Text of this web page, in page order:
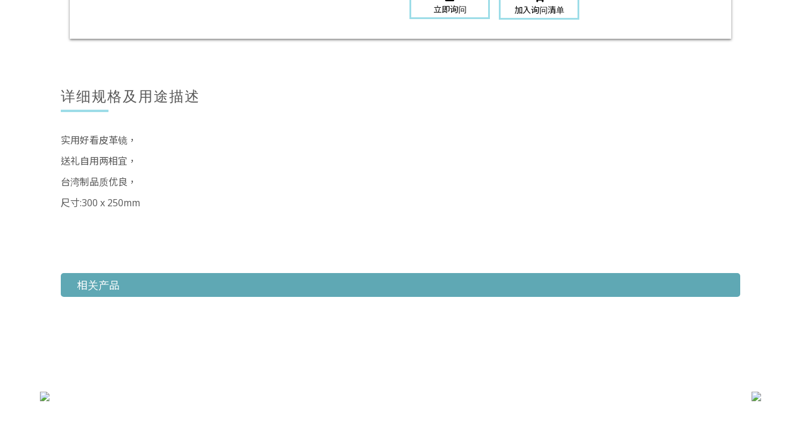
立即询问 加入询问清单
详细规格及用途描述
实用好看皮革镜，
送礼自用两相宜，
台湾制品质优良，
尺寸:300 x 250mm
相关产品